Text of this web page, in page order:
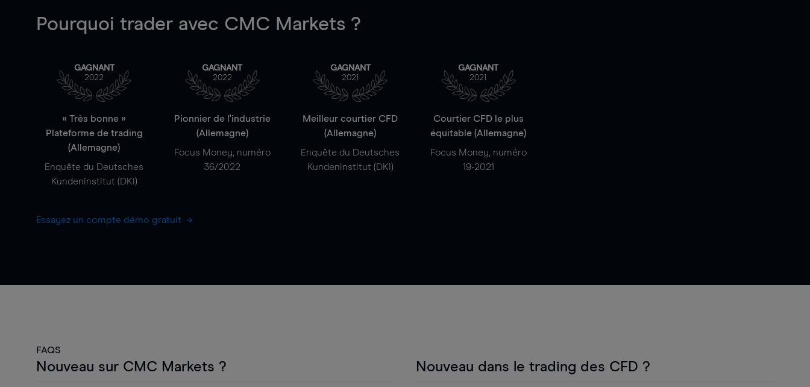
Pourquoi trader avec CMC Markets ?
GAGNANT
2022
« Très bonne »
Plateforme de trading
(Allemagne)
Enquête du Deutsches
Kundeninstitut (DKI)
GAGNANT
2022
Pionnier de l'industrie
(Allemagne)
Focus Money, numéro
36/2022
GAGNANT
2021
Meilleur courtier CFD
(Allemagne)
Enquête du Deutsches
Kundeninstitut (DKI)
GAGNANT
2021
Courtier CFD le plus
équitable (Allemagne)
Focus Money, numéro
19-2021
Essayez un compte démo gratuit
FAQS
Nouveau sur CMC Markets ? Nouveau dans le trading des CFD ?